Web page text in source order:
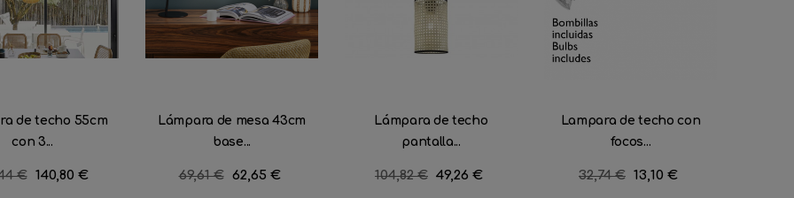
de techo 55cm
con 3...
€ Precio
140,80 €
Lámpara de mesa 43cm
base...
Precio
69,61 € Precio
62,65 €
Lámpara de techo
pantalla...
Precio
104,82 € Precio
49,26 €
Lampara de techo con
focos...
Precio
32,74 € Precio
13,10 €